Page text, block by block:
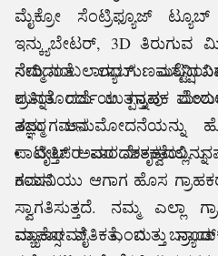
ಮೈಕ್ರೋ ಸೆಂಟ್ರಿಫ್ಯೂಜ್
ಇನ್ಕ್ಯುಬೇಟರ್, 3D ತಿರುಗುವ
ಸೇರಿದಂತೆ ಲ್ಯಾಬ್
ಪ್ರತಿಯೊಂದು ಉತ್ಪನ್ನವು
ತಜ್ಞರ ಅನುಮೋದನೆಯನ್ನು
ಪಾಟೀಲ್ ಅವರ
ಕಂಪನಿಯು ಆಗಾಗ ಹೊಸ
ಸ್ವಾಗತಿಸುತ್ತದೆ. ನಮ್ಮ ಎಲ್ಲಾ
ವ್ಯಾಪಾರ ನೈತಿಕತೆ, ಮತ್ತು
ನಮ್ಮ ನಂಬಲಾಗದ ಗುಣಮಟ್ಟದ
ಉನ್ನತ ದರ್ಜೆಯ ಗ್ರಾಹಕ
ನಮ್ಮ ಗಮನ
ವೃತ್ತಿಪರ ಪಾರದರ್ಶಕತೆಯನ್ನು
ಗಮನ
ಮ್ಯಾಕ್ಸೋಮ್ ಎಂಬ